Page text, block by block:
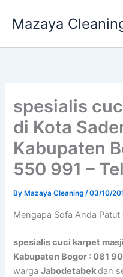
Mazaya
spesialis
di Kota
Kabupaten
550 991 –
By Mazaya Cleaning/03/10/
Mеngара Sofa Andа Patut
spesialis cuci karpet
Kabupaten Bogor : 081
wargaJabodetabekdan